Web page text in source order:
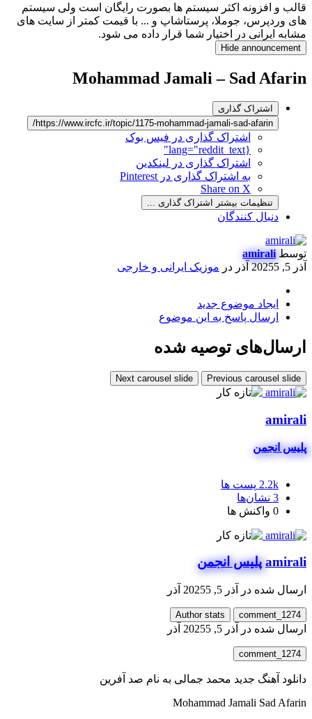
قالب و افزونه اکثر سیستم ها بصورت رایگان است ولی سیستم
های وردپرس، جوملا، پرستاشاپ و ... با قیمت کمتر از سایت های
مشابه ایرانی در اختیار شما قرار داده می شود.
Hide announcement
Mohammad Jamali – Sad Afarin
اشتراک گذاری
https://www.ircfc.ir/topic/1175-mohammad-jamali-sad-afarin/
اشتراک گذاری در فیس بوک
{lang="reddit_text"
اشتراک گذاری در لینکدین
به اشتراک گذاری در Pinterest
Share on X
تنظیمات بیشتر اشتراک گذاری ...
دنبال کنندگان
توسطamirali
آذر 5, 2025
5 آذر در موزیک ایرانی و خارجی
ایجاد موضوع جدید
ارسال پاسخ به این موضوع
ارسال‌های توصیه شده
Previous carousel slide
Next carousel slide
amirali
پلیس انجمن
2.2k پست ها
3 نشان‌ها
0 واکنش ها
amirali پلیس انجمن
ارسال شده در آذر 5, 2025 5 آذر
comment_1274
Author stats
ارسال شده در آذر 5, 2025 5 آذر
comment_1274
دانلود آهنگ جدید محمد جمالی به نام صد آفرین
Mohammad Jamali Sad Afarin